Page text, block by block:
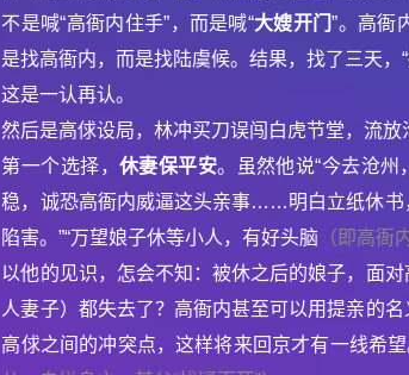
不是喊“高衙内住手”，而是喊“大嫂开门”。高衙
是找高衙内，而是找陆虞候。结果，找了三天，“
这是一认再认。
然后是高俅设局，林冲买刀误闯白虎节堂，流放
第一个选择， 休妻保平安。虽然他说“今去沧州
稳，诚恐高衙内威逼这头亲事……明白立纸休书
陷害。”“万望娘子休等小人，有好头脑 （即高衙
以他的见识，怎会不知：被休之后的娘子，面
人妻子）都失去了？高衙内甚至可以用提亲的
高俅之间的冲突点，这样将来回京才有一线希望